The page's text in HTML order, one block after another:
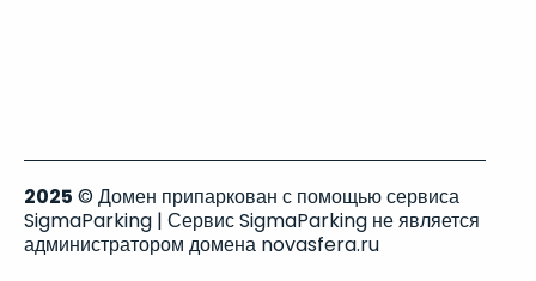
2025 © Домен припаркован с помощью сервиса
SigmaParking | Сервис SigmaParking не является
администратором домена novasfera.ru